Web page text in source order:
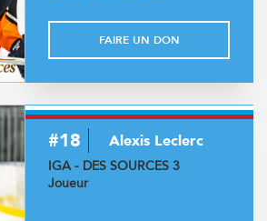
FAIRE UN DON
#18 Alexis Leclerc
IGA - DES SOURCES 3
Joueur